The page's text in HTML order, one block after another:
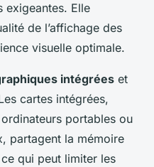
exigeantes. Elle
de l’affichage des
visuelle optimale.
intégrées et
cartes intégrées,
portables ou
partagent la mémoire
qui peut limiter les